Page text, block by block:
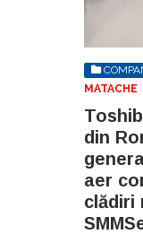
MATACHE
din
aer
clădiri